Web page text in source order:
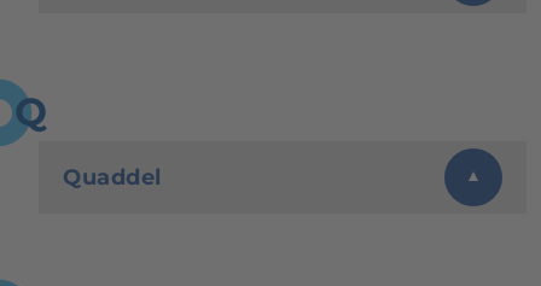
Q
Quaddel